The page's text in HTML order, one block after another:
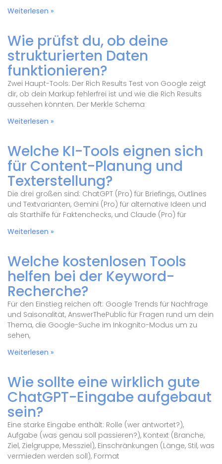
Weiterlesen »
Wie prüfst du, ob deine
strukturierten Daten
funktionieren?
Zwei Haupt-Tools: Der Rich Results Test von Google zeigt
dir, ob dein Markup fehlerfrei ist und wie die Rich Results
aussehen könnten. Der Merkle Schema
Weiterlesen »
Welche KI-Tools eignen sich
für Content-Planung und
Texterstellung?
Die drei großen sind: ChatGPT (Pro) für Briefings, Outlines
und Textvarianten, Gemini (Pro) für alternative Ideen und
als Starthilfe für Faktenchecks, und Claude (Pro) für
Weiterlesen »
Welche kostenlosen Tools
helfen bei der Keyword-
Recherche?
Für den Einstieg reichen oft: Google Trends für Nachfrage
und Saisonalität, AnswerThePublic für Fragen rund um dein
Thema, die Google-Suche im Inkognito-Modus um zu
sehen,
Weiterlesen »
Wie sollte eine wirklich gute
ChatGPT-Eingabe aufgebaut
sein?
Eine starke Eingabe enthält: Rolle (wer antwortet?),
Aufgabe (was genau soll passieren?), Kontext (Branche,
Ziel, Zielgruppe, Messziel), Einschränkungen (Länge, Stil, was
vermieden werden soll), Format